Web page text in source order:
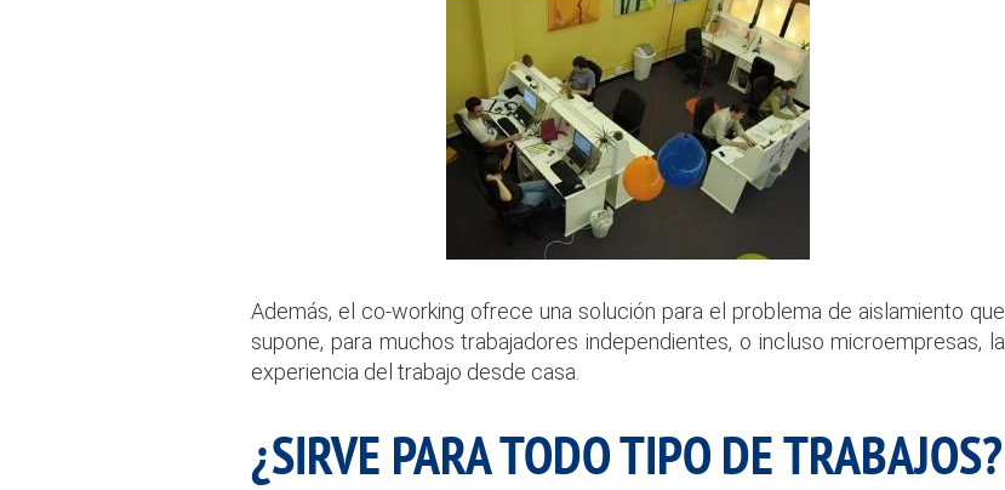
Además, el co-working ofrece una solución para el problema de aislamiento que
supone, para muchos trabajadores independientes, o incluso microempresas, la
experiencia del trabajo desde casa.
¿SIRVE PARA TODO TIPO DE TRABAJOS?